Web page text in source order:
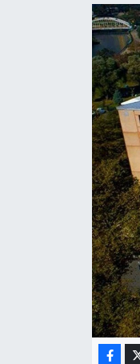
Haberde İnsan
Kültür Sanat
Magazin
Manşet Altı
Manşetler
Resmi İlan
SürManşet